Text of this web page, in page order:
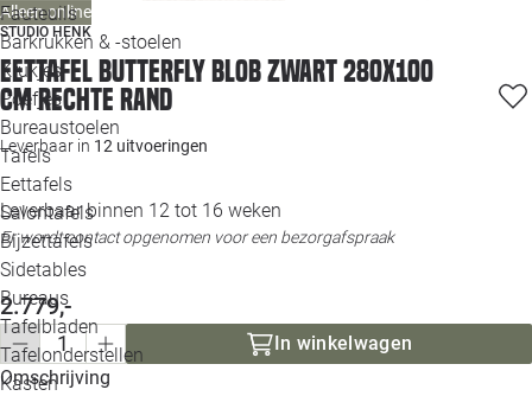
Fauteuils
Barkrukken & -stoelen
Krukjes
Poefjes
Bureaustoelen
Tafels
Eettafels
Salontafels
Bijzettafels
Sidetables
Bureaus
Tafelbladen
Tafelonderstellen
Kasten
Alleen online
STUDIO HENK
Eettafel Butterfly blob zwart 280x100
cm rechte rand
Leverbaar in 12 uitvoeringen
Leverbaar binnen 12 tot 16 weken
Er wordt contact opgenomen voor een bezorgafspraak
2.779,-
In winkelwagen
Omschrijving